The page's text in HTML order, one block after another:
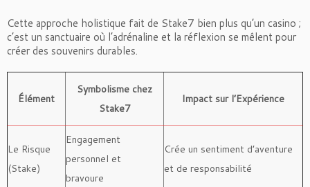
Cette approche holistique fait de Stake7 bien plus qu’un casino ;
c’est un sanctuaire où l’adrénaline et la réflexion se mêlent pour
créer des souvenirs durables.
Élément
Symbolisme chez
Stake7
Impact sur l’Expérience
Le Risque
(Stake)
Engagement
personnel et
bravoure
Crée un sentiment d’aventure
et de responsabilité